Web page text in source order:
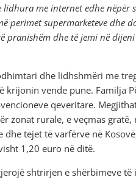
lidhura me internet edhe
perimet supermarketeve dhe
pranishëm dhe të jemi në
dhe lidhshmëri me
krijonin vende pune. Familja
qeveritare.
zonat rurale, e veçmas
dhe tejet të varfërve në
1,20 euro në ditë.
shtrirjen e shërbimeve